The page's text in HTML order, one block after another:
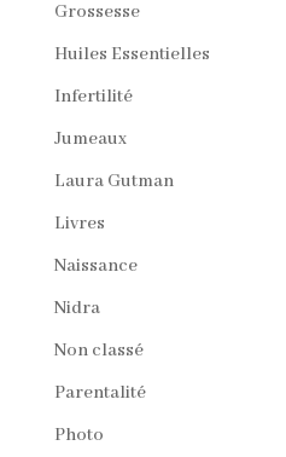
Grossesse
Huiles Essentielles
Infertilité
Jumeaux
Laura Gutman
Livres
Naissance
Nidra
Non classé
Parentalité
Photo